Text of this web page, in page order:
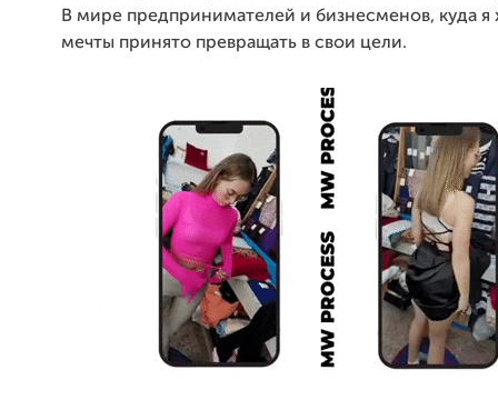
В мире предпринимателей и бизнесменов, куда я
мечты принято превращать в свои цели.